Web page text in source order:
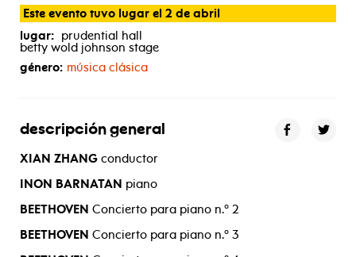
Este evento tuvo lugar el 2 de abril
lugar: prudential hall
betty wold johnson stage
género: música clásica
descripción general
XIAN ZHANG conductor
INON BARNATAN piano
BEETHOVEN Concierto para piano n.º 2
BEETHOVEN Concierto para piano n.º 3